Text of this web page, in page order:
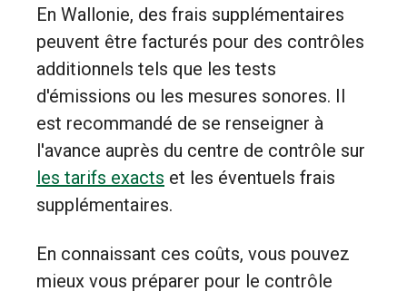
En Wallonie, des frais supplémentaires
peuvent être facturés pour des contrôles
additionnels tels que les tests
d'émissions ou les mesures sonores. Il
est recommandé de se renseigner à
l'avance auprès du centre de contrôle sur
les tarifs exacts et les éventuels frais
supplémentaires.
En connaissant ces coûts, vous pouvez
mieux vous préparer pour le contrôle